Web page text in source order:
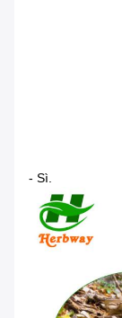
- Sì.